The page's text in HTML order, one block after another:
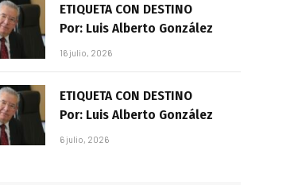
ETIQUETA CON DESTINO
Por: Luis Alberto González
16 julio, 2026
ETIQUETA CON DESTINO
Por: Luis Alberto González
6 julio, 2026